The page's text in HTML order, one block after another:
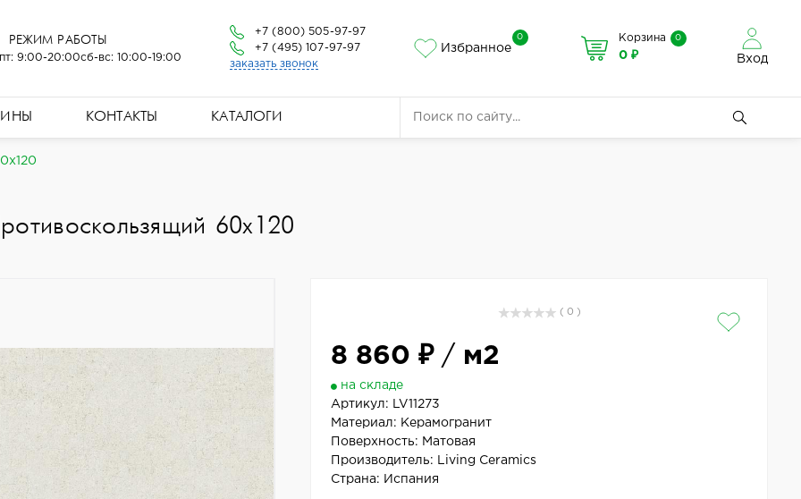
РЕЖИМ РАБОТЫ
9:00-20:00сб-вс: 10:00-19:00
+7 (800) 505-97-97
+7 (495) 107-97-97
заказать звонок
Избранное
0 Корзина 0
0 ₽ Вход
КОНТАКТЫ КАТАЛОГИ
60x120
( 0 )
8 860 ₽/ м2
на складе
Артикул:
LV11273
Материал: Керамогранит
Поверхность: Матовая
Производитель:
Living Ceramics
Страна: Испания